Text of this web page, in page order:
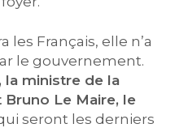
les Français, elle n’a
le gouvernement.
la ministre de la
Le Maire, le
seront les derniers